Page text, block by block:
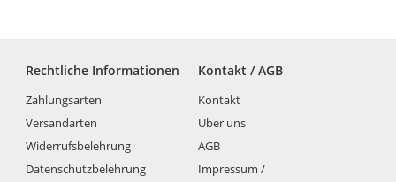
Rechtliche Informationen
Zahlungsarten
Versandarten
Widerrufsbelehrung
Datenschutzbelehrung
Kontakt / AGB
Kontakt
Über uns
AGB
Impressum /